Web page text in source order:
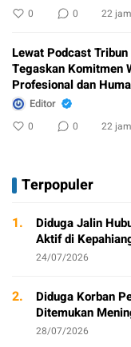
0 0 22 jam
Lewat Podcast
Tegaskan Komitmen
Profesional dan
Editor
0 0 22 jam
Terpopuler
1.
Diduga Jalin
Aktif di
24/07/2026
2.
Diduga Korban
Ditemukan
28/07/2026